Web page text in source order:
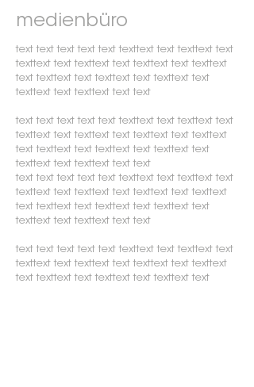
medienbüro
text text text text text texttext text texttext text
texttext text texttext text texttext text texttext
text texttext text texttext text texttext text
texttext text texttext text text
text text texttext text texttext text texttext text
texttext text texttext text texttext text texttext
text texttext text texttext text texttext text
texttext text texttext text text
text text texttext text texttext text texttext text
texttext text texttext text texttext text texttext
text texttext text texttext text texttext text
texttext text texttext text text
text text texttext text texttext text texttext text
texttext text texttext text texttext text texttext
text texttext text texttext text texttext text